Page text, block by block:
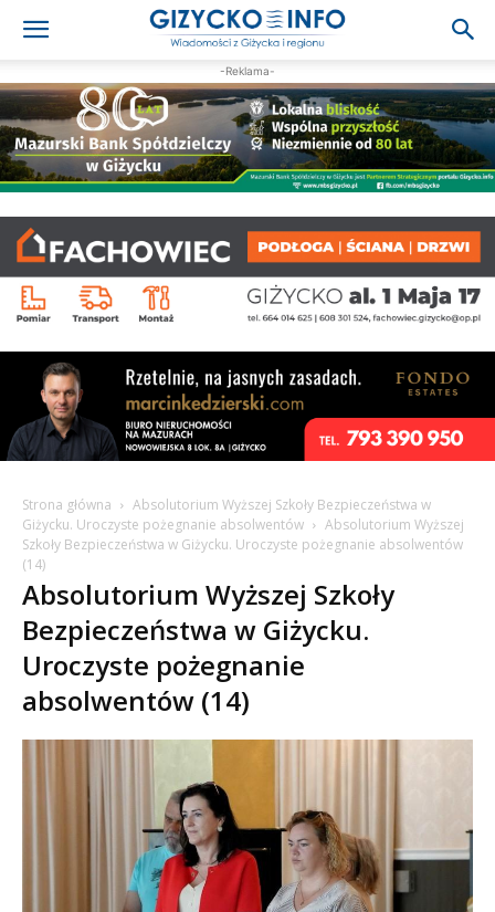
-Reklama-
Strona główna
Absolutorium Wyższej Szkoły Bezpieczeństwa w
Giżycku. Uroczyste pożegnanie absolwentów
Absolutorium Wyższej
Szkoły Bezpieczeństwa w Giżycku. Uroczyste pożegnanie absolwentów
(14)
Absolutorium Wyższej Szkoły
Bezpieczeństwa w Giżycku.
Uroczyste pożegnanie
absolwentów (14)